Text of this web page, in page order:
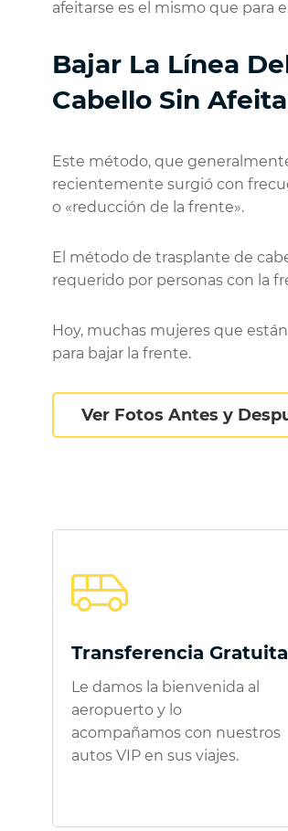
afeitarse es el mismo que para
Bajar La Línea
Cabello Sin
Este método, que
recientemente surgió con
o «reducción de la frente».
El método de trasplante de
requerido por personas con la
Hoy, muchas mujeres que
para bajar la frente.
Ver Fotos Antes y
Transferencia Gratuita
Le damos la bienvenida al
aeropuerto y lo
acompañamos con nuestros
autos VIP en sus viajes.